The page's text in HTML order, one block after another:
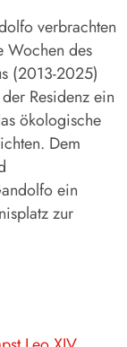
verbrachten
Wochen des
(2013-2025)
Residenz ein
ökologische
Dem
ein
zur